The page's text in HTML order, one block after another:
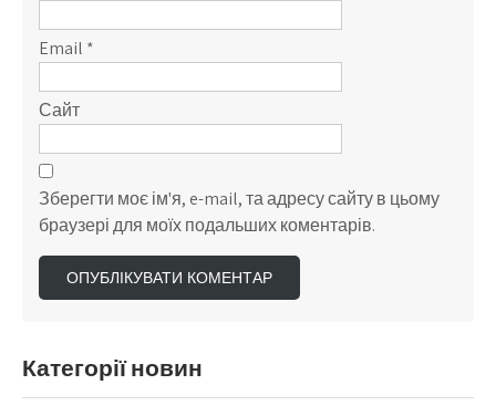
Email *
Сайт
Зберегти моє ім'я, e-mail, та адресу сайту в цьому
браузері для моїх подальших коментарів.
Категорії новин